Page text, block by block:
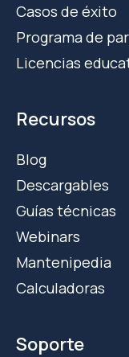
Casos de éxito
Programa de
Licencias
Recursos
Blog
Descargables
Guías técnicas
Webinars
Mantenipedia
Calculadoras
Soporte